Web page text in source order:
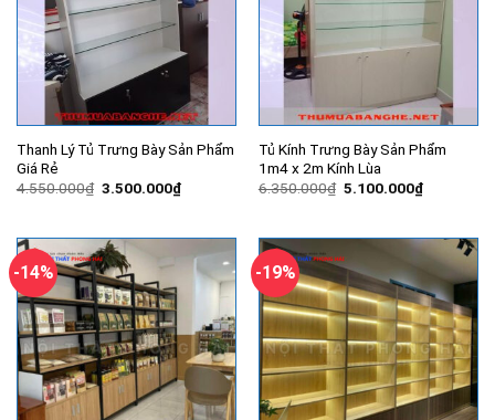
Thanh Lý Tủ Trưng Bày Sản Phẩm
Giá Rẻ
4.550.000₫ Giá
3.500.000₫Giá
hiện
3.500.000₫.
Tủ Kính Trưng Bày Sản Phẩm
1m4 x 2m Kính Lùa
6.350.000₫ Giá
5.100.000₫Giá
hiện
-14% -19%